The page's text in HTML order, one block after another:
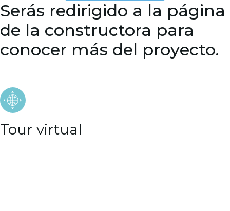
Serás redirigido a la página
de la constructora para
conocer más del proyecto.
Tour virtual